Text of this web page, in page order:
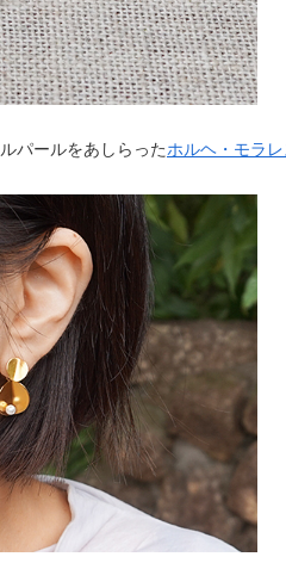
パールをあしらったホルヘ・モラ